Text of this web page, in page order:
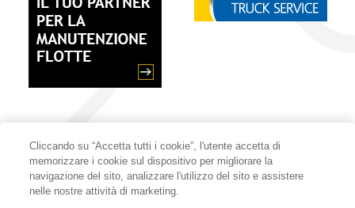
Cliccando su “Accetta tutti i cookie”, l'utente accetta di
memorizzare i cookie sul dispositivo per migliorare la
navigazione del sito, analizzare l'utilizzo del sito e assistere
nelle nostre attività di marketing.